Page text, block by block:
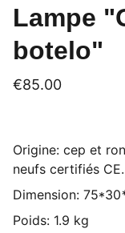
Lampe
botelo"
€85.00
Origine: cep et
neufs certifiés CE.
Dimension: 75*30
Poids: 1.9 kg